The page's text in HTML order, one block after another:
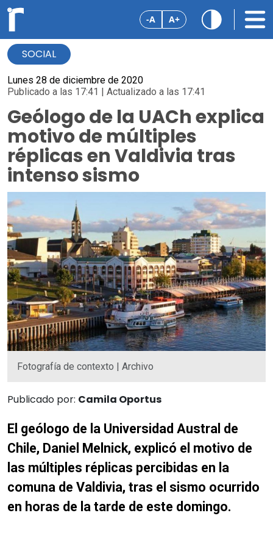
-A A+
SOCIAL
Lunes 28 de diciembre de 2020
Publicado a las 17:41 | Actualizado a las 17:41
Geólogo de la UACh explica
motivo de múltiples
réplicas en Valdivia tras
intenso sismo
Fotografía de contexto | Archivo
Publicado por: Camila Oportus
El geólogo de la Universidad Austral de
Chile, Daniel Melnick, explicó el motivo de
las múltiples réplicas percibidas en la
comuna de Valdivia, tras el sismo ocurrido
en horas de la tarde de este domingo.